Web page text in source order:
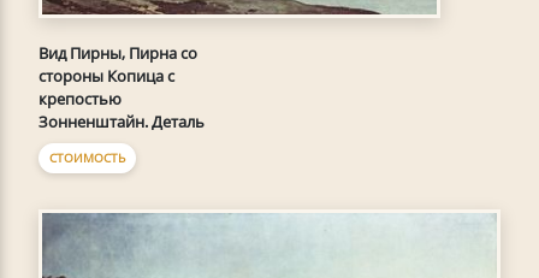
Вид Пирны, Пирна со
стороны Копица с
крепостью
Зонненштайн. Деталь
СТОИМОСТЬ